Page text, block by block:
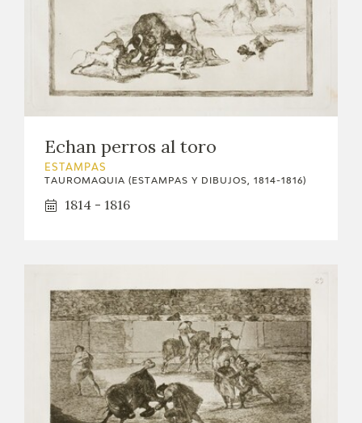
Echan perros al toro
ESTAMPAS
TAUROMAQUIA (ESTAMPAS Y DIBUJOS, 1814-1816)
1814 - 1816